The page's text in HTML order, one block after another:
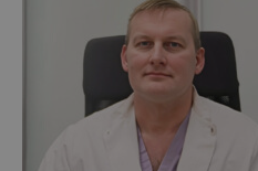
YKSILÖLLISYYTTÄ